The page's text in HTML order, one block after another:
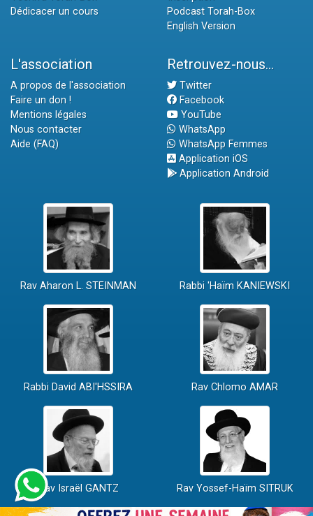
Dédicacer un cours
Podcast Torah-Box
English Version
L'association
A propos de l'association
Faire un don !
Mentions légales
Nous contacter
Aide (FAQ)
Retrouvez-nous...
Twitter
Facebook
YouTube
WhatsApp
WhatsApp Femmes
Application iOS
Application Android
Rav Aharon L. STEINMAN Rabbi 'Haïm KANIEWSKI
Rabbi David ABI'HSSIRA Rav Chlomo AMAR
Rav Israël GANTZ Rav Yossef-Haïm SITRUK